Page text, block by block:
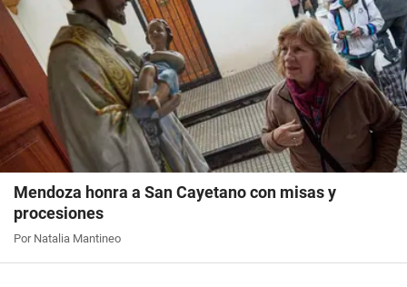
Mendoza honra a San Cayetano con misas y
procesiones
Por Natalia Mantineo